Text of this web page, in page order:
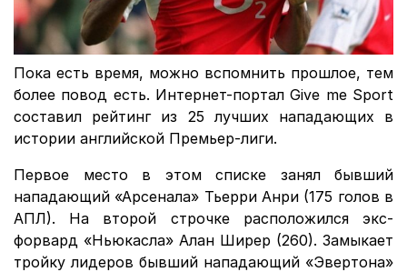
Пока есть время, можно вспомнить прошлое, тем
более повод есть. Интернет-портал Give me Sport
составил рейтинг из 25 лучших нападающих в
истории английской Премьер-лиги.
Первое место в этом списке занял бывший
нападающий «Арсенала» Тьерри Анри (175 голов в
АПЛ). На второй строчке расположился экс-
форвард «Ньюкасла» Алан Ширер (260). Замыкает
тройку лидеров бывший нападающий «Эвертона»